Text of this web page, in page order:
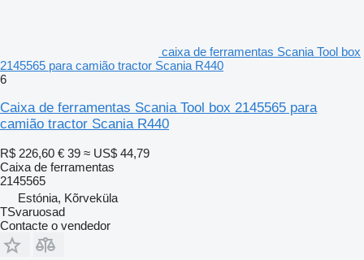
caixa de ferramentas Scania Tool box
2145565 para camião tractor Scania R440
6
Caixa de ferramentas Scania Tool box 2145565 para
camião tractor Scania R440
R$ 226,60 € 39 ≈ US$ 44,79
Caixa de ferramentas
2145565
Estónia, Kõrveküla
TSvaruosad
Contacte o vendedor